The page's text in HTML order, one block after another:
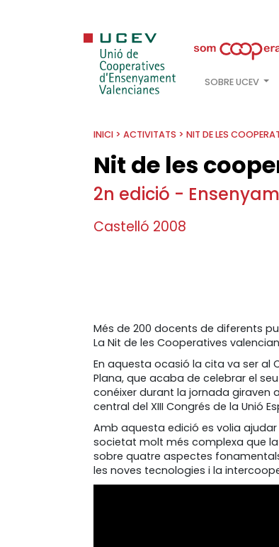
SOBRE UCEV
INICI > ACTIVITATS > NIT DE LES
Nit de les
2n edició -
Castelló 2008
Més de 200 docents de diferents
La Nit de les Cooperatives
En aquesta ocasió la cita va ser al
Plana, que acaba de celebrar el
conéixer durant la jornada giraven
central del XIII Congrés de la Unió
Amb aquesta edició es volia
societat molt més complexa que
sobre quatre aspectes
les noves tecnologies i la